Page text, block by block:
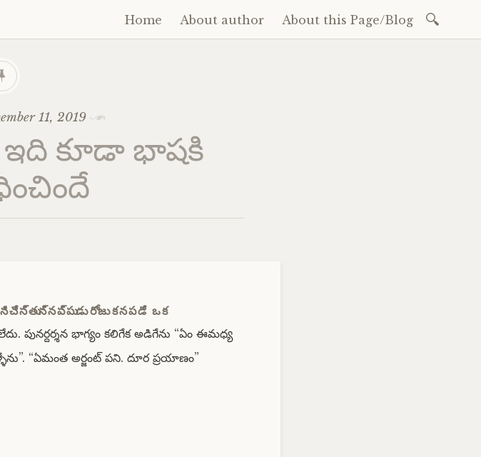
Skip
to
Home About author About this Page/Blog
11, 2019
ఇది కూడా భాషకి
రోజు కనపడే ఒక
పునర్దర్శన భాగ్యం కలిగేక అడిగేను “ఏం ఈమధ్య
“ఏమంత అర్జంట్ పని. దూర ప్రయాణం”